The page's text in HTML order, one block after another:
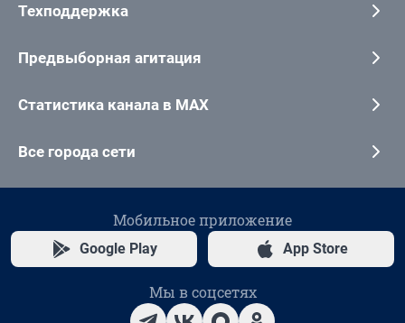
Техподдержка
Предвыборная агитация
Статистика канала в MAX
Все города сети
Мобильное приложение
Google Play App Store
Мы в соцсетях